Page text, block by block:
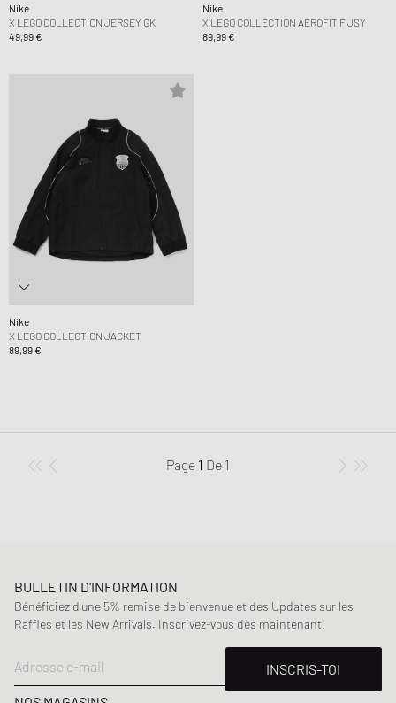
Nike
X LEGO COLLECTION JERSEY GK
49,99 €
Nike
X LEGO COLLECTION AEROFIT F JSY
89,99 €
Nike
X LEGO COLLECTION JACKET
89,99 €
Page 1 De 1
BULLETIN D'INFORMATION
Bénéficiez d'une 5% remise de bienvenue et des Updates sur les
Raffles et les New Arrivals. Inscrivez-vous dès maintenant!
Adresse e-mail
INSCRIS-TOI